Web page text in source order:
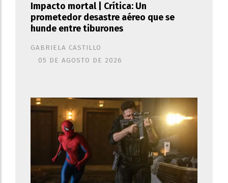
Impacto mortal | Crítica: Un
prometedor desastre aéreo que se
hunde entre tiburones
GABRIELA CASTILLO
05 DE AGOSTO DE 2026